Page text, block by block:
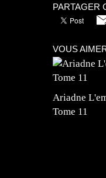
PARTAGER
VOUS
Ariadne
Tome 11